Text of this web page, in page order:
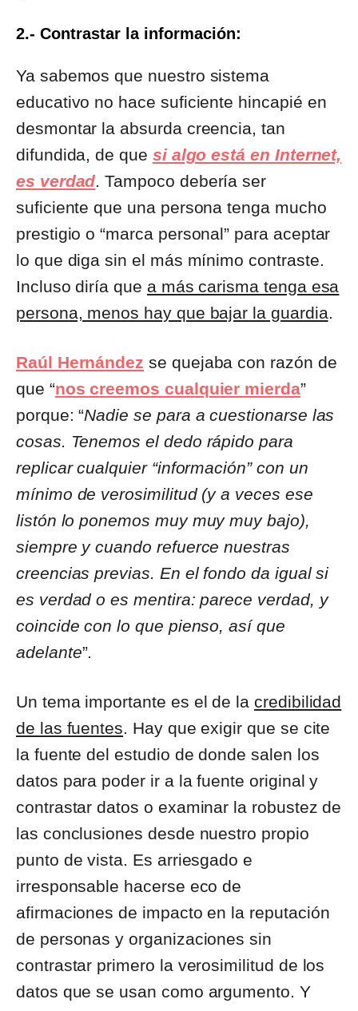
2.- Contrastar la información:
Ya sabemos que nuestro sistema
educativo no hace suficiente hincapié en
desmontar la absurda creencia, tan
difundida, de que si algo está en Internet,
es verdad. Tampoco debería ser
suficiente que una persona tenga mucho
prestigio o “marca personal” para aceptar
lo que diga sin el más mínimo contraste.
Incluso diría que a más carisma tenga esa
persona, menos hay que bajar la guardia.
Raúl Hernández se quejaba con razón de
que “nos creemos cualquier mierda”
porque: “Nadie se para a cuestionarse las
cosas. Tenemos el dedo rápido para
replicar cualquier “información” con un
mínimo de verosimilitud (y a veces ese
listón lo ponemos muy muy muy bajo),
siempre y cuando refuerce nuestras
creencias previas. En el fondo da igual si
es verdad o es mentira: parece verdad, y
coincide con lo que pienso, así que
adelante”.
Un tema importante es el de la credibilidad
de las fuentes. Hay que exigir que se cite
la fuente del estudio de donde salen los
datos para poder ir a la fuente original y
contrastar datos o examinar la robustez de
las conclusiones desde nuestro propio
punto de vista. Es arriesgado e
irresponsable hacerse eco de
afirmaciones de impacto en la reputación
de personas y organizaciones sin
contrastar primero la verosimilitud de los
datos que se usan como argumento. Y